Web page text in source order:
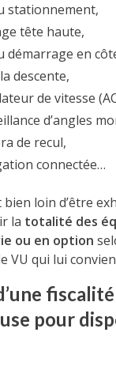
stationnement,
tête haute,
démarrage en
descente,
de vitesse
d’angles
de recul,
connectée…
loin d’être
la totalité des
ou en option
VU qui lui
fiscalité
pour